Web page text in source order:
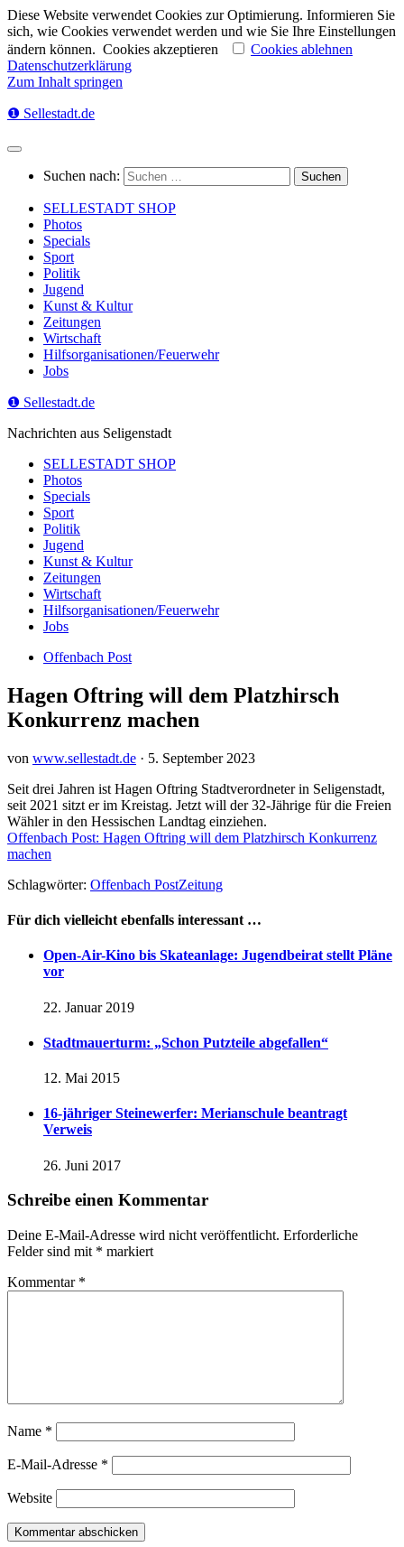
Diese Website verwendet Cookies zur Optimierung. Informieren Sie
sich, wie Cookies verwendet werden und wie Sie Ihre Einstellungen
ändern können. Cookies akzeptieren
Cookies ablehnen
Datenschutzerklärung
Zum Inhalt springen
❶ Sellestadt.de
Suchen nach:
SELLESTADT SHOP
Photos
Specials
Sport
Politik
Jugend
Kunst & Kultur
Zeitungen
Wirtschaft
Hilfsorganisationen/Feuerwehr
Jobs
❶ Sellestadt.de
Nachrichten aus Seligenstadt
SELLESTADT SHOP
Photos
Specials
Sport
Politik
Jugend
Kunst & Kultur
Zeitungen
Wirtschaft
Hilfsorganisationen/Feuerwehr
Jobs
Offenbach Post
Hagen Oftring will dem Platzhirsch
Konkurrenz machen
von www.sellestadt.de · 5. September 2023
Seit drei Jahren ist Hagen Oftring Stadtverordneter in Seligenstadt,
seit 2021 sitzt er im Kreistag. Jetzt will der 32-Jährige für die Freien
Wähler in den Hessischen Landtag einziehen.
Offenbach Post: Hagen Oftring will dem Platzhirsch Konkurrenz
machen
Schlagwörter: Offenbach PostZeitung
Für dich vielleicht ebenfalls interessant …
Open-Air-Kino bis Skateanlage: Jugendbeirat stellt Pläne
vor
22. Januar 2019
Stadtmauerturm: „Schon Putzteile abgefallen“
12. Mai 2015
16-jähriger Steinewerfer: Merianschule beantragt
Verweis
26. Juni 2017
Schreibe einen Kommentar
Deine E-Mail-Adresse wird nicht veröffentlicht. Erforderliche
Felder sind mit * markiert
Kommentar *
Name *
E-Mail-Adresse *
Website